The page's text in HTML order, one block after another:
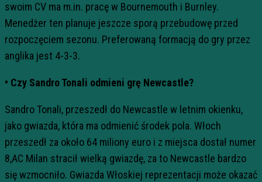
swoim CV ma m.in. pracę w Bournemouth i Burnley.
Menedżer ten planuje jeszcze sporą przebudowę przed
rozpoczęciem sezonu. Preferowaną formacją do gry przez
anglika jest 4-3-3.
• Czy Sandro Tonali odmieni grę Newcastle?
SandroTonali, przeszedł do Newcastle w letnim okienku,
jako gwiazda, która ma odmienić środek pola. Włoch
przeszedł za około 64 miliony euro i z miejsca dostał numer
8,AC Milan stracił wielką gwiazdę, za to Newcastle bardzo
się wzmocniło. Gwiazda Włoskiej reprezentacji może okazać